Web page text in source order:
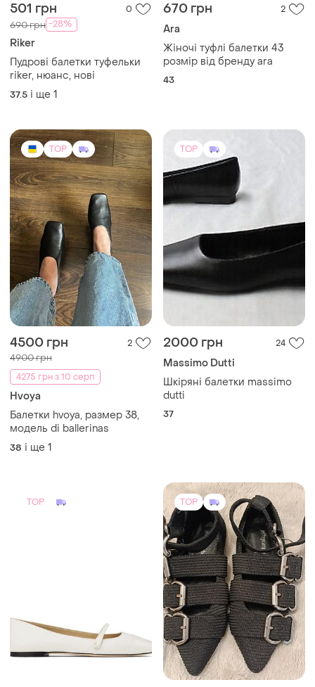
501 грн 0
690 грн -28%
Riker
Пудрові балетки туфельки
riker, нюанс, нові
37.5 і ще 1
670 грн 2
Ara
Жіночі туфлі балетки 43
розмір від бренду ara
43
TOP
4500 грн 2
4900 грн
4275 грн з 10 серп
Hvoya
Балетки hvoya, размер 38,
модель di ballerinas
38 і ще 1
TOP
2000 грн 24
Massimo Dutti
Шкіряні балетки massimo
dutti
37
TOP TOP